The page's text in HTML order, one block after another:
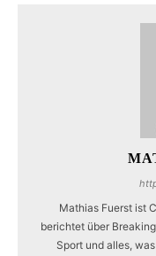
Mathias Fuerst ist
berichtet über
Sport und alles,